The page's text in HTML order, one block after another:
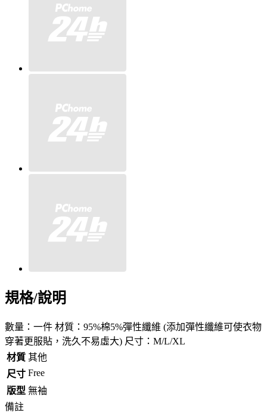
規格/說明
數量：一件 材質：95%棉5%彈性纖維 (添加彈性纖維可使衣物
穿著更服貼，洗久不易虛大) 尺寸：M/L/XL
材質 其他
尺寸 Free
版型 無袖
備註